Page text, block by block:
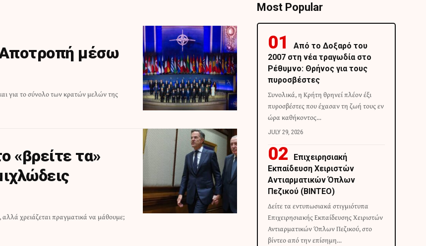
μέσω
«βρείτε τα»
χρειάζεται πραγματικά να μάθουμε;
Most Popular
Από το Δοξαρό του
2007 στη νέα τραγωδία στο
Ρέθυμνο: Θρήνος για τους
πυροσβέστες
Συνολικά, η Κρήτη θρηνεί πλέον έξι
πυροσβέστες που έχασαν τη ζωή τους εν
ώρα καθήκοντος…
JULY 29, 2026
Επιχειρησιακή
Εκπαίδευση Χειριστών
Αντιαρματικών Όπλων
Πεζικού (ΒΙΝΤΕΟ)
Δείτε τα εντυπωσιακά στιγμιότυπα
Επιχειρησιακής Εκπαίδευσης Χειριστών
Αντιαρματικών Όπλων Πεζικού, στο
βίντεο από την επίσημη…